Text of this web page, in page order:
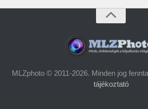
MLZphoto © 2011-2026. Minden jog
tájékoztató